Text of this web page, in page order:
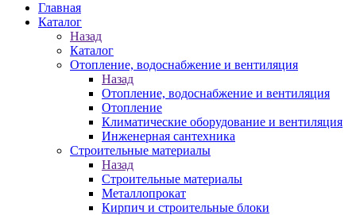
Главная
Каталог
Назад
Каталог
Отопление, водоснабжение и вентиляция
Назад
Отопление, водоснабжение и вентиляция
Отопление
Климатические оборудование и вентиляция
Инженерная сантехника
Строительные материалы
Назад
Строительные материалы
Металлопрокат
Кирпич и строительные блоки